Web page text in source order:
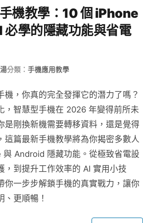
機教學：10 個 iPhone
學的隱藏功能與省電
分類： 手機應用教學
機，你真的完全發揮它的潛力了嗎？
，智慧型手機在 2026 年變得前所未
是剛換新機需要轉移資料，還是覺得
這篇最新手機教學將為你揭密多數人
與 Android 隱藏功能。從極致省電設
，到提升工作效率的 AI 實用小技
你一步步解鎖手機的真實戰力，讓你
、更順暢！